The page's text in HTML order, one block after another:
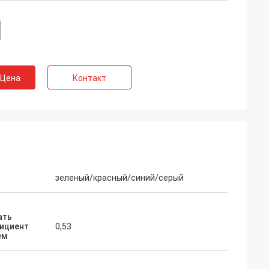
Контакт
зеленый/красный/синий/серый
0,53